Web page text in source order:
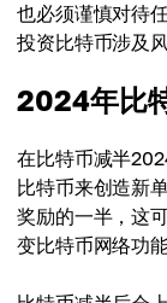
也必须谨慎对待
投资比特币涉及风
2024年比
在比特币减半
比特币来创造新
奖励的一半，这
变比特币网络功能